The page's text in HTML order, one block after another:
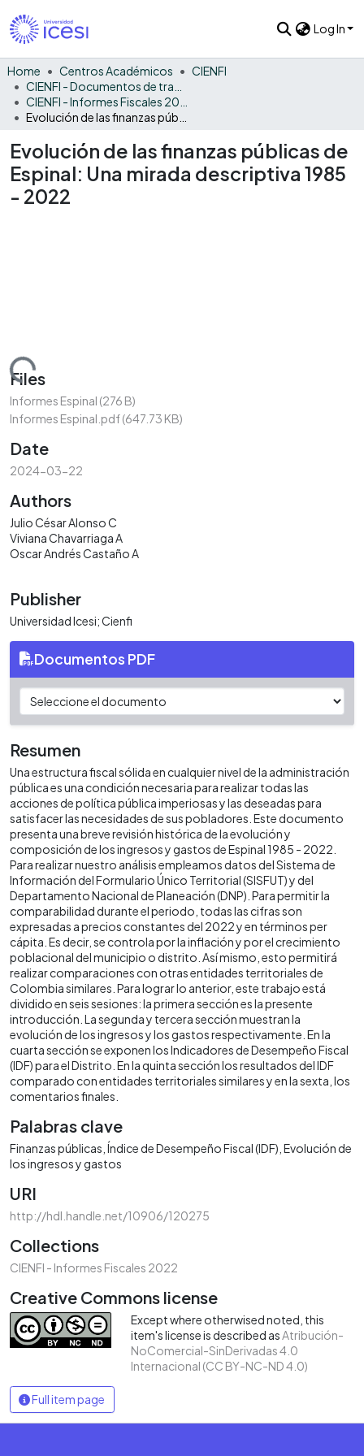
Log In
Home Centros Académicos
CIENFI
Evolución de las finanzas públicas de
Espinal: Una mirada descriptiva 1985
- 2022
Files
Informes Espinal (276 B)
Informes Espinal.pdf(647.73 KB)
Date
2024-03-22
Authors
Julio César Alonso C
Viviana Chavarriaga A
Oscar Andrés Castaño A
Publisher
Universidad Icesi; Cienfi
Documentos PDF
Resumen
Una estructura fiscal sólida en cualquier nivel de la administración
pública es una condición necesaria para realizar todas las
acciones de política pública imperiosas y las deseadas para
satisfacer las necesidades de sus pobladores. Este documento
presenta una breve revisión histórica de la evolución y
composición de los ingresos y gastos de Espinal 1985 - 2022.
Para realizar nuestro análisis empleamos datos del Sistema de
Información del Formulario Único Territorial (SISFUT) y del
Departamento Nacional de Planeación (DNP). Para permitir la
comparabilidad durante el periodo, todas las cifras son
expresadas a precios constantes del 2022 y en términos per
cápita. Es decir, se controla por la inflación y por el crecimiento
poblacional del municipio o distrito. Así mismo, esto permitirá
realizar comparaciones con otras entidades territoriales de
Colombia similares. Para lograr lo anterior, este trabajo está
dividido en seis sesiones: la primera sección es la presente
introducción. La segunda y tercera sección muestran la
evolución de los ingresos y los gastos respectivamente. En la
cuarta sección se exponen los Indicadores de Desempeño Fiscal
(IDF) para el Distrito. En la quinta sección los resultados del IDF
comparado con entidades territoriales similares y en la sexta, los
comentarios finales.
Palabras clave
Finanzas públicas Índice de Desempeño Fiscal (IDF) Evolución de
los ingresos y gastos
URI
http://hdl.handle.net/10906/120275
Collections
CIENFI - Informes Fiscales 2022
Creative Commons license
Except where otherwised noted, this
item's license is described asAtribución-
NoComercial-SinDerivadas 4.0
Internacional (CC BY-NC-ND 4.0)
Full item page